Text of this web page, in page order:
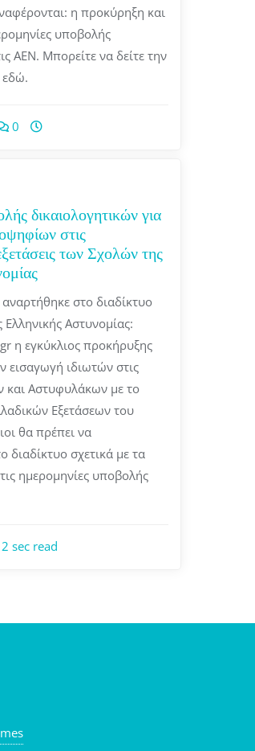
η προκύρηξη και
υποβολής
ΑΕΝ. Μπορείτε να δείτε την
εδώ.
0
δικαιολογητικών για
στις
των Σχολών της
στο διαδίκτυο
Ελληνικής Αστυνομίας:
η εγκύκλιος προκήρυξης
εισαγωγή ιδιωτών στις
και Αστυφυλάκων με το
Εξετάσεων του
θα πρέπει να
σχετικά με τα
ημερομηνίες υποβολής
2 sec read